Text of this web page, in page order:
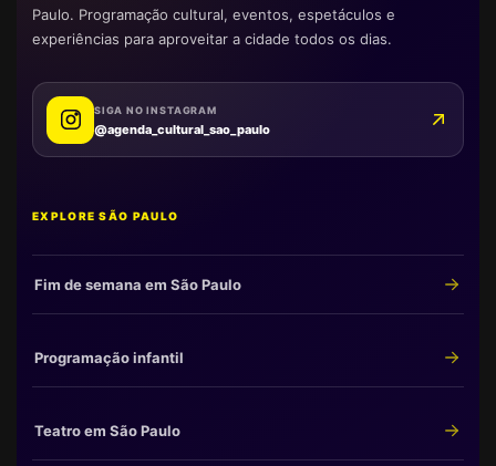
Paulo. Programação cultural, eventos, espetáculos e
experiências para aproveitar a cidade todos os dias.
SIGA NO INSTAGRAM
@agenda_cultural_sao_paulo
EXPLORE SÃO PAULO
Fim de semana em São Paulo
Programação infantil
Teatro em São Paulo